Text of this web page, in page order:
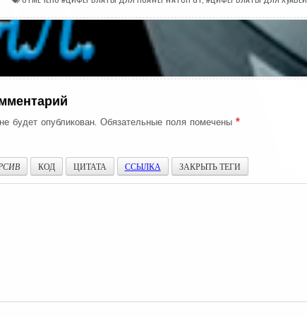
будет опубликован. Обязательные поля помечены *
КОД ЦИТАТА ССЫЛКА ЗАКРЫТЬ ТЕГИ